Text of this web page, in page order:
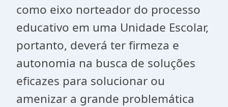
como eixo norteador do processo
educativo em uma Unidade Escolar,
portanto, deverá ter firmeza e
autonomia na busca de soluções
eficazes para solucionar ou
amenizar a grande problemática